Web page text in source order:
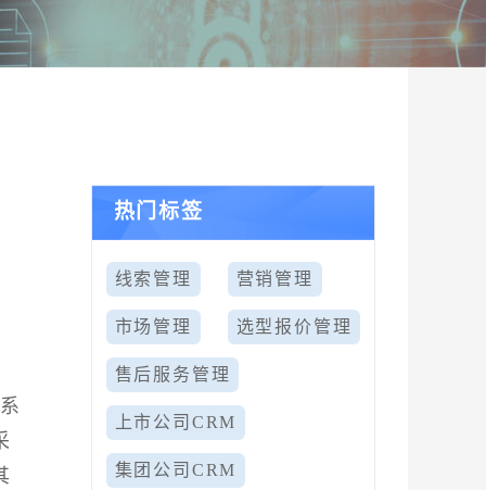
热门标签
线索管理 营销管理
市场管理 选型报价管理
售后服务管理
上市公司CRM
集团公司CRM